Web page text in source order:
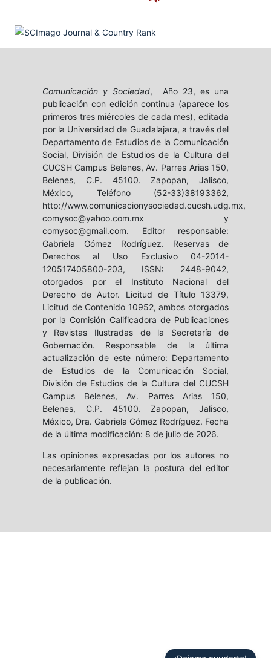
Comunicación y Sociedad, Año 23, es una
publicación con edición continua (aparece los
primeros tres miércoles de cada mes), editada
por la Universidad de Guadalajara, a través del
Departamento de Estudios de la Comunicación
Social, División de Estudios de la Cultura del
CUCSH Campus Belenes, Av. Parres Arias 150,
Belenes, C.P. 45100. Zapopan, Jalisco,
México, Teléfono (52-33)38193362,
http://www.comunicacionysociedad.cucsh.udg.mx,
comysoc@yahoo.com.mx y
comysoc@gmail.com. Editor responsable:
Gabriela Gómez Rodríguez. Reservas de
Derechos al Uso Exclusivo 04-2014-
120517405800-203, ISSN: 2448-9042,
otorgados por el Instituto Nacional del
Derecho de Autor. Licitud de Título 13379,
Licitud de Contenido 10952, ambos otorgados
por la Comisión Calificadora de Publicaciones
y Revistas Ilustradas de la Secretaría de
Gobernación. Responsable de la última
actualización de este número: Departamento
de Estudios de la Comunicación Social,
División de Estudios de la Cultura del CUCSH
Campus Belenes, Av. Parres Arias 150,
Belenes, C.P. 45100. Zapopan, Jalisco,
México, Dra. Gabriela Gómez Rodríguez. Fecha
de la última modificación: 8 de julio de 2026.
Las opiniones expresadas por los autores no
necesariamente reflejan la postura del editor
de la publicación.